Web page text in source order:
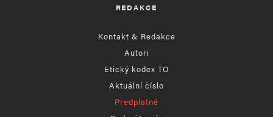
REDAKCE
Kontakt & Redakce
Autoři
Etický kodex TO
Aktuální číslo
Předplatné